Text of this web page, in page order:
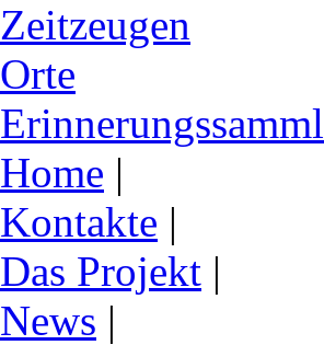
Zeitzeugen
Orte
Home |
Kontakte |
Das Projekt |
News |